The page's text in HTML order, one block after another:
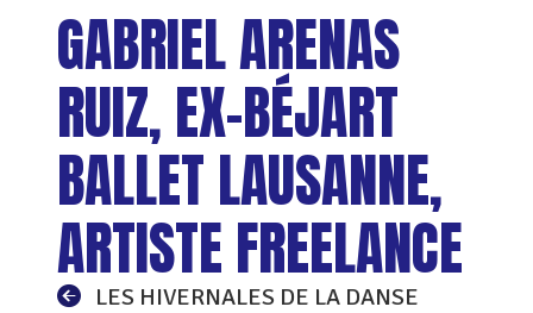
GABRIEL ARENAS
RUIZ, EX-BÉJART
BALLET LAUSANNE,
ARTISTE FREELANCE
LES HIVERNALES DE LA DANSE